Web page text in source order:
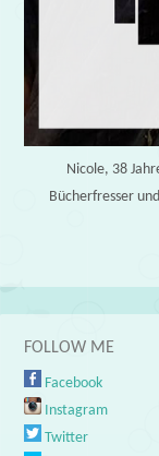
Nicole, 38
Bücherfresser
FOLLOW ME
Facebook
Instagram
Twitter